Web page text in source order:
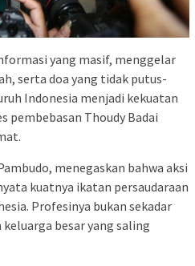
yang masif, menggelar
serta doa yang tidak putus-
Indonesia menjadi kekuatan
pembebasan Thoudy Badai
menegaskan bahwa aksi
kuatnya ikatan persaudaraan
Profesinya bukan sekadar
besar yang saling